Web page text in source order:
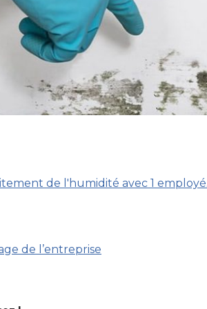
de l'humidité avec 1
de l’entreprise